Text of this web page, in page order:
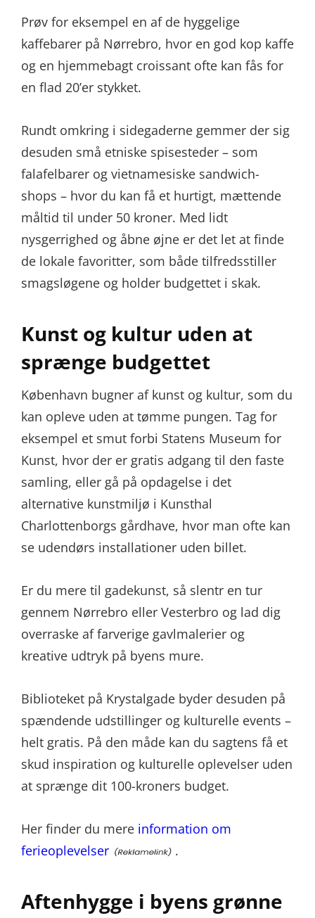
Prøv for eksempel en af de hyggelige
kaffebarer på Nørrebro, hvor en god kop kaffe
og en hjemmebagt croissant ofte kan fås for
en flad 20’er stykket.
Rundt omkring i sidegaderne gemmer der sig
desuden små etniske spisesteder – som
falafelbarer og vietnamesiske sandwich-
shops – hvor du kan få et hurtigt, mættende
måltid til under 50 kroner. Med lidt
nysgerrighed og åbne øjne er det let at finde
de lokale favoritter, som både tilfredsstiller
smagsløgene og holder budgettet i skak.
Kunst og kultur uden at
sprænge budgettet
København bugner af kunst og kultur, som du
kan opleve uden at tømme pungen. Tag for
eksempel et smut forbi Statens Museum for
Kunst, hvor der er gratis adgang til den faste
samling, eller gå på opdagelse i det
alternative kunstmiljø i Kunsthal
Charlottenborgs gårdhave, hvor man ofte kan
se udendørs installationer uden billet.
Er du mere til gadekunst, så slentr en tur
gennem Nørrebro eller Vesterbro og lad dig
overraske af farverige gavlmalerier og
kreative udtryk på byens mure.
Biblioteket på Krystalgade byder desuden på
spændende udstillinger og kulturelle events –
helt gratis. På den måde kan du sagtens få et
skud inspiration og kulturelle oplevelser uden
at sprænge dit 100-kroners budget.
Her finder du mere information om
ferieoplevelser
.
Aftenhygge i byens grønne